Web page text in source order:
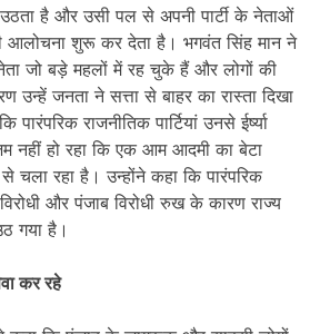
है और उसी पल से अपनी पार्टी के नेताओं
शुरू कर देता है। भगवंत सिंह मान ने
जो बड़े महलों में रह चुके हैं और लोगों की
उन्हें जनता ने सत्ता से बाहर का रास्ता दिखा
राजनीतिक पार्टियां उनसे ईर्ष्या
नहीं हो रहा कि एक आम आदमी का बेटा
चला रहा है। उन्होंने कहा कि पारंपरिक
और पंजाब विरोधी रुख के कारण राज्य
गया है।
कर रहे